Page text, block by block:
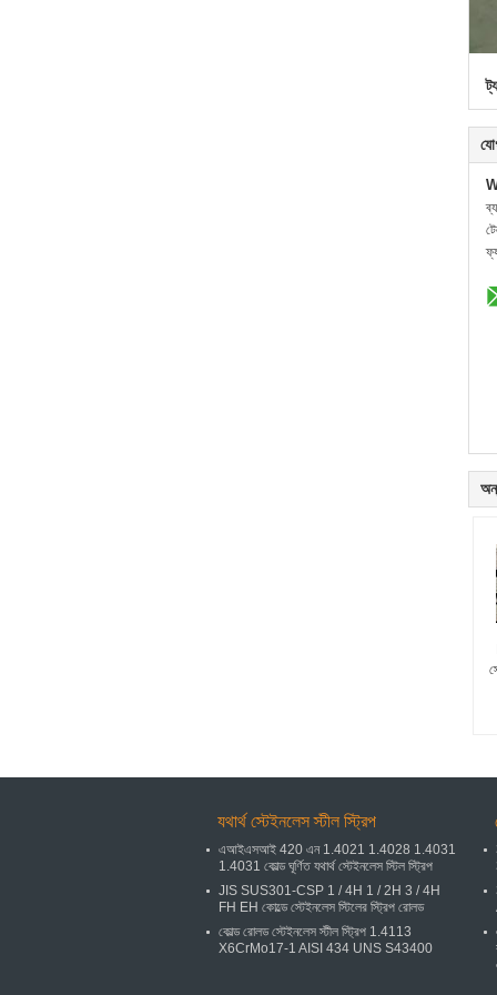
যথার্থ স্টেইনলেস স্টীল স্ট্রিপ
এআইএসআই 420 এন 1.4021 1.4028 1.4031
1.4031 কোল্ড ঘূর্ণিত যথার্থ স্টেইনলেস স্টিল স্ট্রিপ
JIS SUS301-CSP 1 / 4H 1 / 2H 3 / 4H
FH EH কোল্ডে স্টেইনলেস স্টিলের স্ট্রিপ রোলড
কোল্ড রোলড স্টেইনলেস স্টীল স্ট্রিপ 1.4113
X6CrMo17-1 AISI 434 UNS S43400